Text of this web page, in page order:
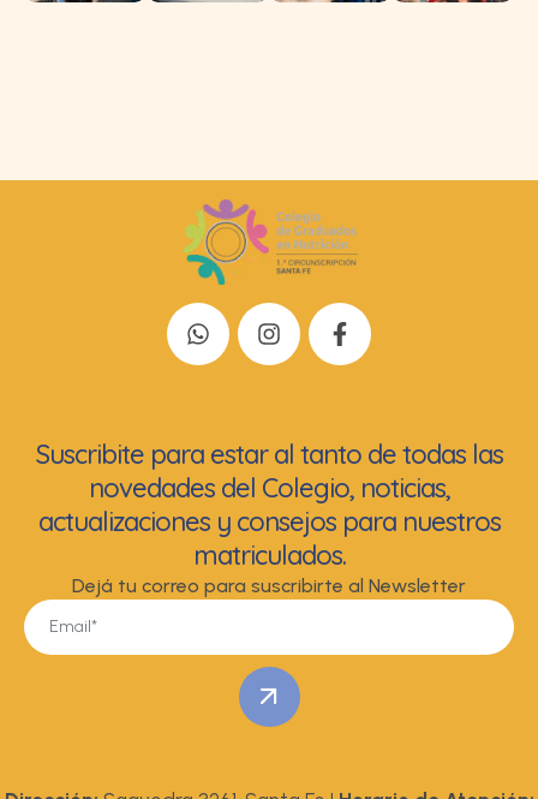
Suscribite para estar al tanto de todas las
novedades del Colegio, noticias,
actualizaciones y consejos para nuestros
matriculados.
Dejá tu correo para suscribirte al Newsletter